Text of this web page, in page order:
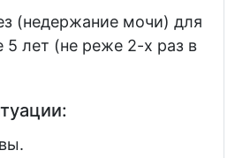
(недержание мочи) для
5 лет (не реже 2-х раз в